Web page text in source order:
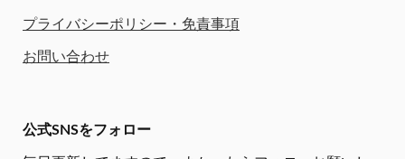
プライバシーポリシー・免責事項
お問い合わせ
公式SNSをフォロー